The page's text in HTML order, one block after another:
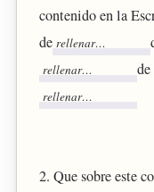
contenido en la
de
2. Que sobre este